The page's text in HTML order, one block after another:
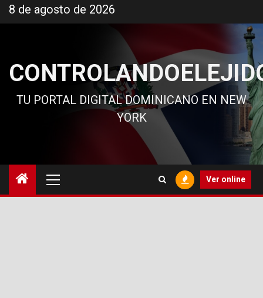
al
8 de agosto de 2026
TU PORTAL DIGITAL DOMINICANO EN NEW
YORK
principal
Ver online